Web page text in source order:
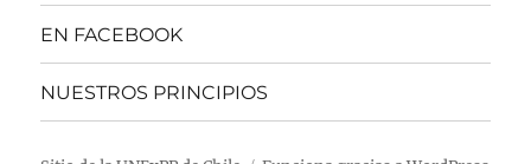
EN FACEBOOK
NUESTROS PRINCIPIOS